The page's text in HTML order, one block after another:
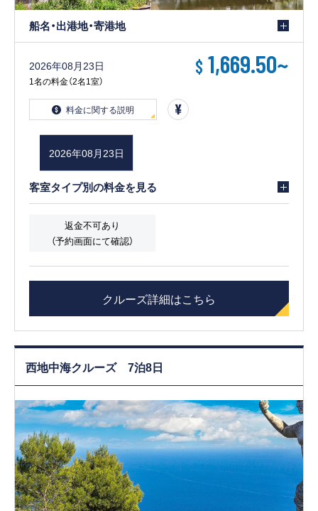
船名・出港地・寄港地
2026年08月23日
1名の料金（2名1室）
$ 1,669.50~
料金に関する説明
2026年08月23日
客室タイプ別の料金を見る
返金不可あり
（予約画面にて確認）
クルーズ詳細はこちら
西地中海クルーズ 7泊8日